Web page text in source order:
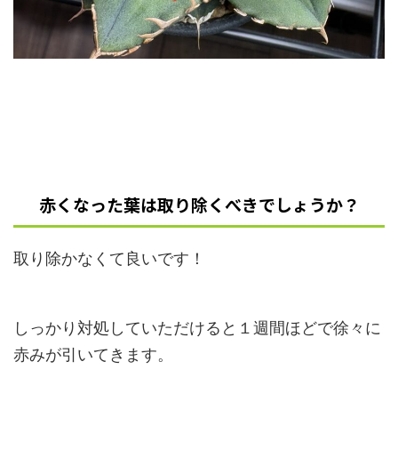
赤くなった葉は取り除くべきでしょうか？
取り除かなくて良いです！
しっかり対処していただけると１週間ほどで徐々に
赤みが引いてきます。